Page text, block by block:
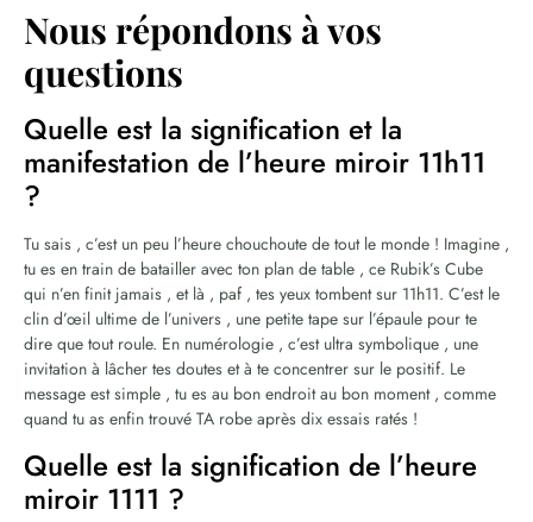
Nous répondons à vos
questions
Quelle est la signification et la
manifestation de l’heure miroir 11h11
?
Tu sais , c’est un peu l’heure chouchoute de tout le monde ! Imagine ,
tu es en train de batailler avec ton plan de table , ce Rubik’s Cube
qui n’en finit jamais , et là , paf , tes yeux tombent sur 11h11. C’est le
clin d’œil ultime de l’univers , une petite tape sur l’épaule pour te
dire que tout roule. En numérologie , c’est ultra symbolique , une
invitation à lâcher tes doutes et à te concentrer sur le positif. Le
message est simple , tu es au bon endroit au bon moment , comme
quand tu as enfin trouvé TA robe après dix essais ratés !
Quelle est la signification de l’heure
miroir 1111 ?